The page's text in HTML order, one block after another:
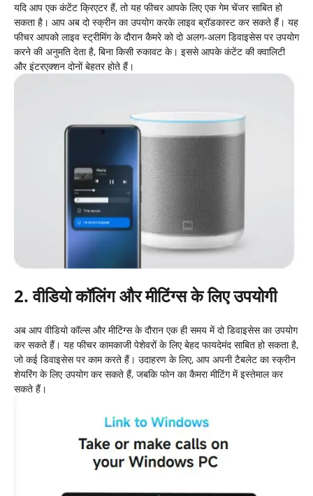
यदि आप एक कंटेंट क्रिएटर हैं, तो यह फीचर आपके लिए एक गेम चेंजर साबित हो
सकता है। आप अब दो स्क्रीन का उपयोग करके लाइव ब्रॉडकास्ट कर सकते हैं। यह
फीचर आपको लाइव स्ट्रीमिंग के दौरान कैमरे को दो अलग-अलग डिवाइसेस पर उपयोग
करने की अनुमति देता है, बिना किसी रुकावट के। इससे आपके कंटेंट की क्वालिटी
और इंटरएक्शन दोनों बेहतर होते हैं।
2. वीडियो कॉलिंग और मीटिंग्स के लिए उपयोगी
अब आप वीडियो कॉल्स और मीटिंग्स के दौरान एक ही समय में दो डिवाइसेस का उपयोग
कर सकते हैं। यह फीचर कामकाजी पेशेवरों के लिए बेहद फायदेमंद साबित हो सकता है,
जो कई डिवाइसेस पर काम करते हैं। उदाहरण के लिए, आप अपनी टैबलेट का स्क्रीन
शेयरिंग के लिए उपयोग कर सकते हैं, जबकि फोन का कैमरा मीटिंग में इस्तेमाल कर
सकते हैं।